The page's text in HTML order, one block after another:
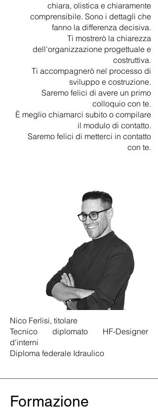
chiara, olistica e chiaramente
comprensibile. Sono i dettagli che
fanno la differenza decisiva.
Ti mostrerò la chiarezza
dell'organizzazione progettuale e
costruttiva.
Ti accompagnerò nel processo di
sviluppo e costruzione.
Saremo felici di avere un primo
colloquio con te.
È meglio chiamarci subito o compilare
il modulo di contatto.
Saremo felici di metterci in contatto
con te.
Nico Ferlisi, titolare
Tecnico diplomato HF-Designer
d'interni
Diploma federale Idraulico
Formazione